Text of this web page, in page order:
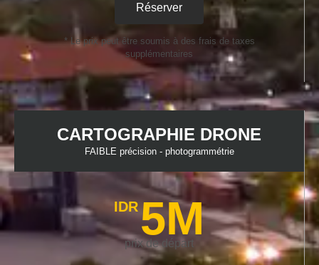
Réserver
* Le prix peut être soumis à des frais de taxes
supplémentaires
CARTOGRAPHIE DRONE
FAIBLE précision - photogrammétrie
IDR5M
prix de départ